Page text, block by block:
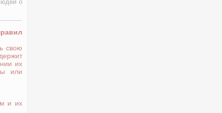
о
свою
их
или
и их